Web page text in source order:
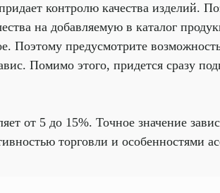
контролю качества изделий.
на добавляемую в каталог
Поэтому предусмотрите
Помимо этого, придется сразу
от 5 до 15%. Точное значение
торговли и особенностями